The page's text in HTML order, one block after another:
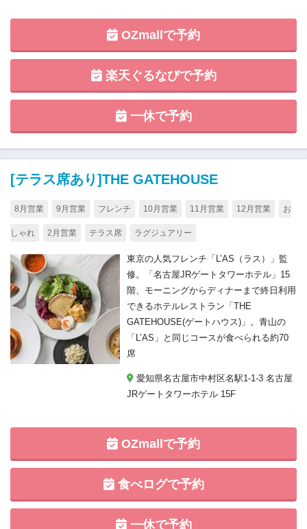
OZmallで予約
楽天ぐるなびで予約
一休で予約
[テラス席あり]THE GATEHOUSE
8月営業 9月営業 フレンチ 10月営業 11月営業 12月営業 お
しゃれ 2月営業 テラス席 ラグジュアリー
東京の人気フレンチ「L’AS（ラス）」監
修。「名古屋JRゲートタワーホテル」15
階、モーニングからディナーまで終日利用
できるホテルレストラン「THE
GATEHOUSE(ゲートハウス)」。青山の
「L’AS」と同じコースが食べられる約70
席
愛知県名古屋市中村区名駅1-1-3 名古屋
JRゲートタワーホテル 15F
OZmallで予約
食べログで予約
一休で予約